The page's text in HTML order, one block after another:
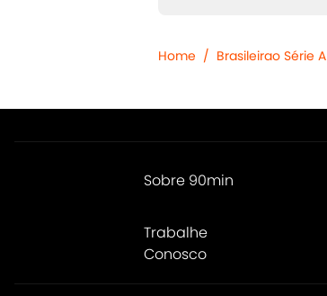
Home / Brasileirao Série A
Sobre 90min
Trabalhe
Conosco